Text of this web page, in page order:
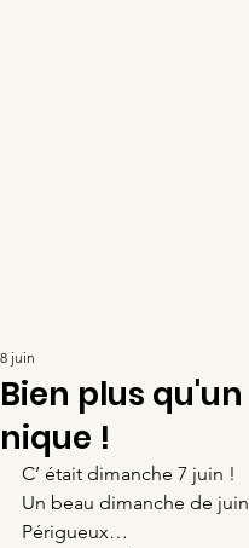
Bien plus
nique !
8 juin
C’ était dimanche 7 juin !
Un beau dimanche de
Périgueux…